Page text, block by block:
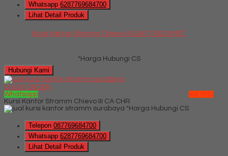
Whatsapp 6287769684700
Lihat Detail Produk
Kursi Kantor Stramm Chievo III GAR TAS2 BMET
*Harga Hubungi CS
Hubungi Kami
QUICK ORDER
Whatsapp
via SMS
Kursi Kantor Stramm Chievo III CA CHR
*Harga Hubungi CS
Telepon 087769684700
Whatsapp 6287769684700
Lihat Detail Produk